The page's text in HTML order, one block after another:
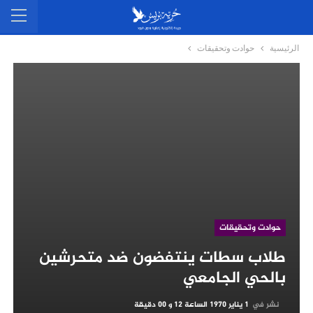
الرئيسية حوادت وتحقيقات
حوادت وتحقيقات
طلاب سطات ينتفضون ضد متحرشين
بالحي الجامعي
نشر في 1 يناير 1970 الساعة 12 و 00 دقيقة